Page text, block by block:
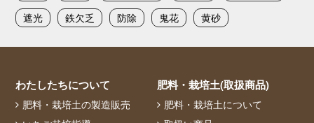
遮光
鉄欠乏 防除 鬼花 黄砂
わたしたちについて
肥料・栽培土の製造販売
肥料・栽培土(取扱商品)
肥料・栽培土について